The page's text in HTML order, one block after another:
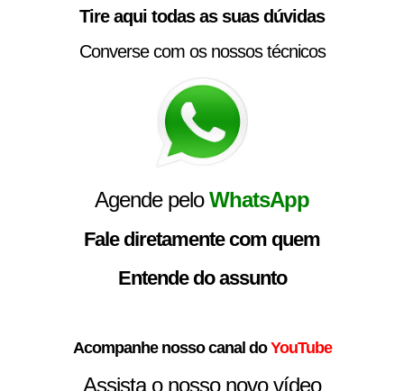
Tire aqui todas as suas dúvidas
Converse com os nossos técnicos
Agende peloWhatsApp
Fale diretamente com quem
Entende do assunto
Acompanhe nosso canal do YouTube
Assista o nosso novo vídeo